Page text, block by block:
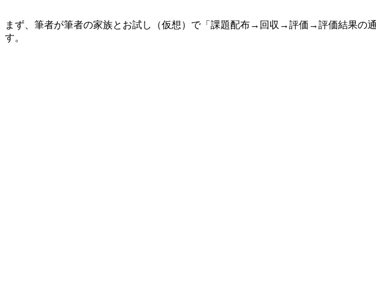
まず、筆者が筆者の家族とお試し（仮想）で「課題配布→回収→評価→評価結果の
す。